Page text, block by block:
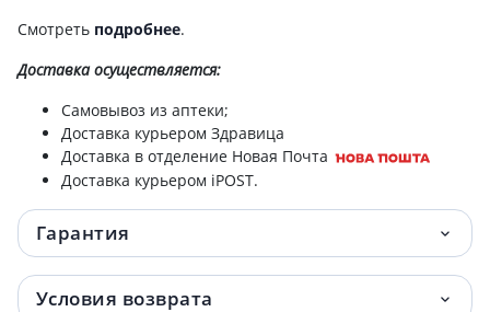
Смотреть подробнее.
Доставкаосуществляется:
Самовывоз из аптеки;
Доставка курьером Здравица
Доставка в отделение Новая Почта
Доставка курьером iPOST.
Гарантия
Условия возврата